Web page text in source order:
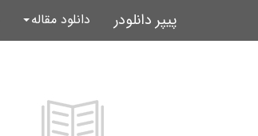
پیپر دانلودر دانلود مقاله